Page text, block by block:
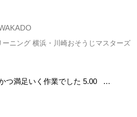
ーニング 横浜・川崎おそうじマスターズ
つ満足いく作業でした 5.00 …